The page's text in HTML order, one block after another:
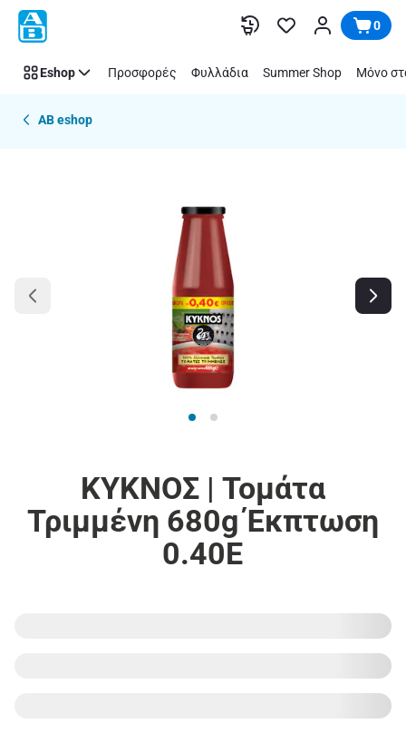
Παράλειψη 0
Eshop Προσφορές Φυλλάδια Summer Shop Μόνο
AB eshop
ΚΥΚΝΟΣ | Τομάτα
Τριμμένη 680g Έκπτωση
0.40Ε